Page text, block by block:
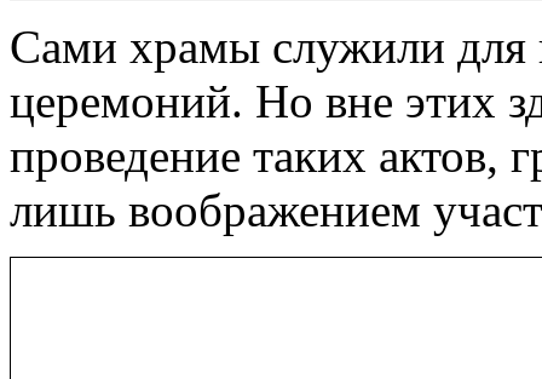
Сами храмы служили для
церемоний. Но вне этих
проведение таких актов,
лишь воображением